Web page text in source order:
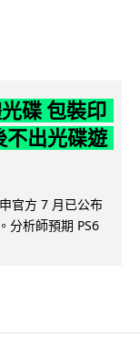
碟 包裝印
不出光碟遊
官方 7 月已公布
分析師預期 PS6